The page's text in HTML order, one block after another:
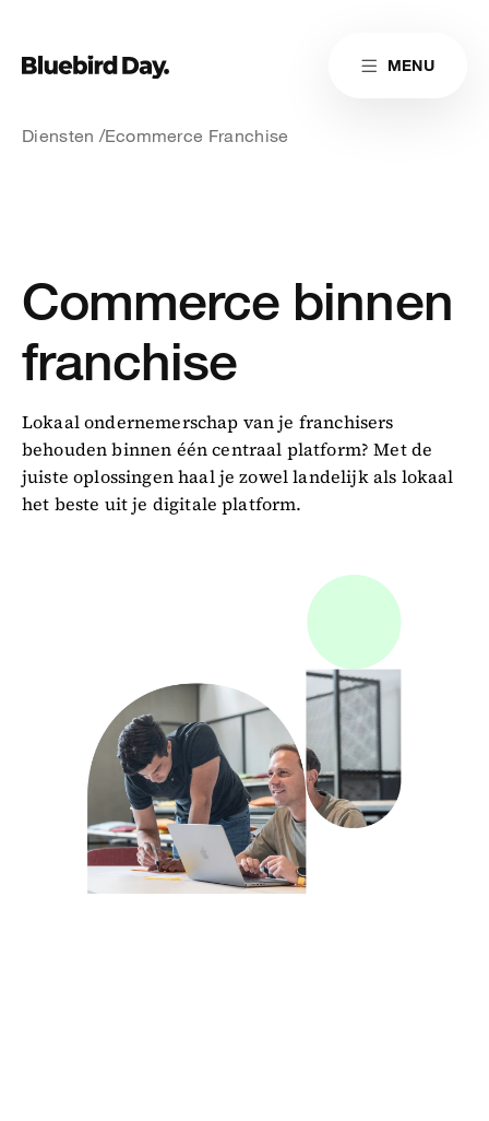
MENU
Link naar
Cases
Cultuur
Contact
Reduitlaan 29
4814 DC Breda
Route
+31 76 204 30 46
hello@bluebirdday.nl
sales@bluebirdday.nl
Diensten Ecommerce Franchise
Commerce binnen
franchise
Lokaal ondernemerschap van je franchisers
behouden binnen één centraal platform? Met de
juiste oplossingen haal je zowel landelijk als lokaal
het beste uit je digitale platform.